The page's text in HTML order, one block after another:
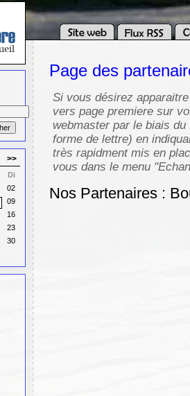
>>
Di
02
09
16
23
30
Page des
Si vous désirez
vers page premiere sur
webmaster par le biais
forme de lettre) en
très rapidment mis en
vous dans le menu
Nos Partenaires :